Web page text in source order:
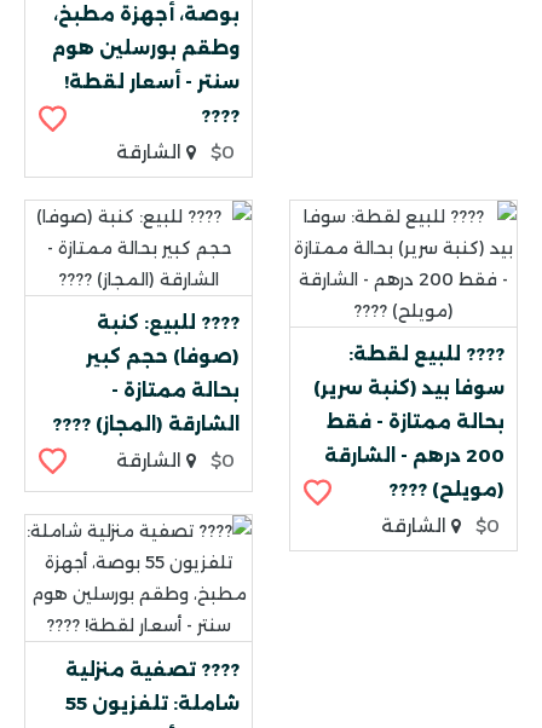
بوصة، أجهزة مطبخ،
وطقم بورسلين هوم
سنتر - أسعار لقطة!
????
$0
الشارقة
????️ للبيع لقطة:
سوفا بيد (كنبة سرير)
بحالة ممتازة - فقط
200 درهم - الشارقة
(مويلح) ????️
$0
الشارقة
????️ للبيع: كنبة
(صوفا) حجم كبير
بحالة ممتازة -
الشارقة (المجاز) ????️
$0
الشارقة
???? تصفية منزلية
شاملة: تلفزيون 55